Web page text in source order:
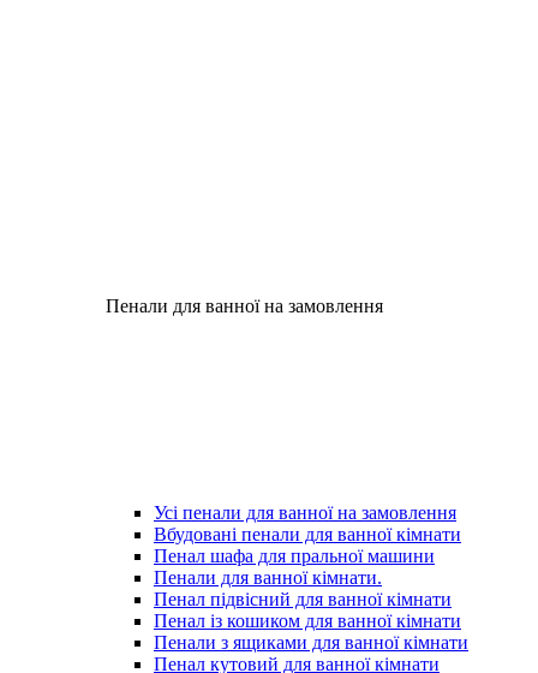
Пенали для ванної на замовлення
Усі пенали для ванної на замовлення
Вбудовані пенали для ванної кімнати
Пенал шафа для пральної машини
Пенали для ванної кімнати.
Пенал підвісний для ванної кімнати
Пенал із кошиком для ванної кімнати
Пенали з ящиками для ванної кімнати
Пенал кутовий для ванної кімнати